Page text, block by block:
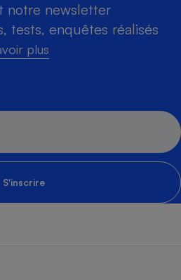
notre newsletter
tests, enquêtes réalisés
plus
S'inscrire